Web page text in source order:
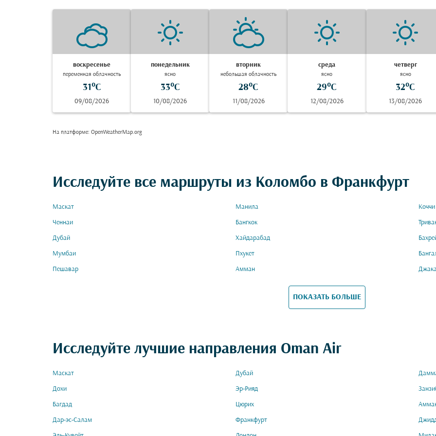
воскресенье
переменная облачность
31°C
09/08/2026
понедельник
ясно
33°C
10/08/2026
вторник
небольшая облачность
28°C
11/08/2026
среда
ясно
29°C
12/08/2026
четверг
ясно
32°C
13/08/2026
На платформе: OpenWeatherMap.org
Исследуйте все маршруты из Коломбо в Франкфурт
Маскат Манила Коччи
Ченнаи Бангкок
Дубай Хайдарабад
Мумбаи Пхукет
Пешавар Амман
ПОКАЗАТЬ БОЛЬШЕ
Исследуйте лучшие направления Oman Air
Маскат Дубай
Дохи Эр-Рияд
Багдад Цюрих
Дар-эс-Салам Франкфурт